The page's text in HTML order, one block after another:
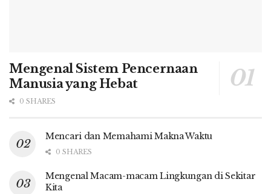
Mengenal Sistem Pencernaan
Manusia yang Hebat
0 SHARES
Mencari dan Memahami Makna Waktu
0 SHARES
Mengenal Macam-macam Lingkungan di Sekitar
Kita